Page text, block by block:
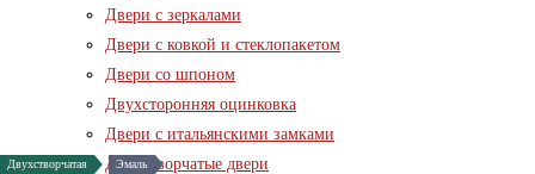
Эмаль
Эмаль
Эмаль
Эмаль
Двухстворчатая Эмаль
Двери с зеркалами
Двери с ковкой и стеклопакетом
Двери со шпоном
Двухсторонняя оцинковка
Двери с итальянскими замками
Двухстворчатые двери